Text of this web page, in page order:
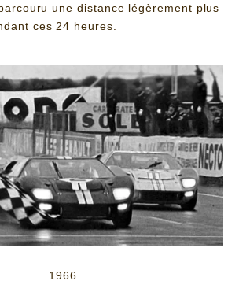
une distance légèrement plus
ces 24 heures.
1966